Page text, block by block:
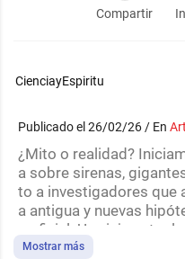
Compartir
CienciayEspiritu
Publicado el 26/02/26 / En
⁣¿Mito o realidad?
a sobre sirenas,
to a investigadores
a antigua y nuevas
a oficial. Un viaje entre
o… donde quizás nada
Mostrar más